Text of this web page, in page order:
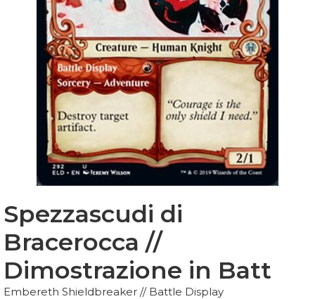
Spezzascudi di
Bracerocca //
Dimostrazione in Batt
Embereth Shieldbreaker // Battle Display